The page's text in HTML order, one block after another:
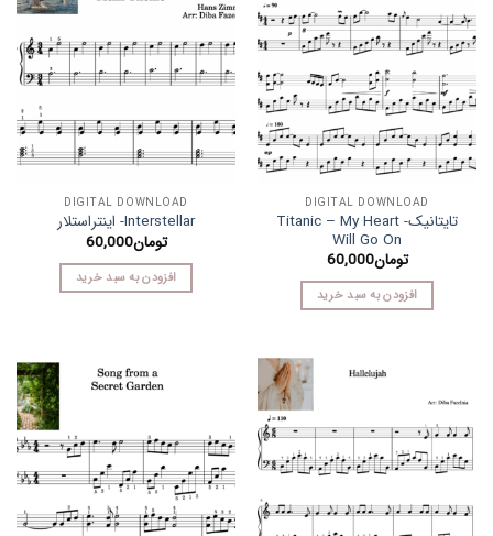
DIGITAL DOWNLOAD
تایتانیک- Titanic – My Heart
Will Go On
تومان60,000
افزودن به سبد خرید
DIGITAL DOWNLOAD
Interstellar- اینتراستلار
تومان60,000
افزودن به سبد خرید